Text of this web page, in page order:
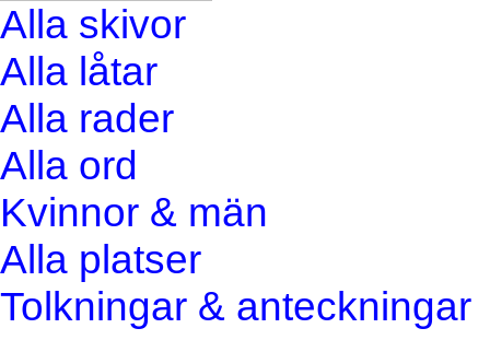
Alla skivor
Alla låtar
Alla rader
Alla ord
Kvinnor & män
Alla platser
Tolkningar & anteckningar